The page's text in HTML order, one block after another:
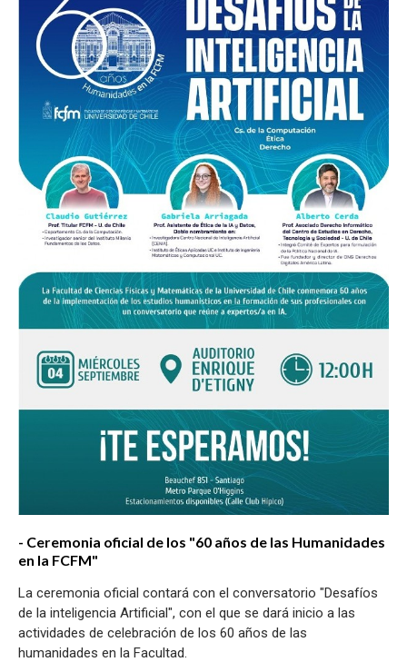
​- Ceremonia oficial de los "60 años de las Humanidades
en la FCFM"
La ceremonia oficial contará con el conversatorio "Desafíos
de la inteligencia Artificial", con el que se dará inicio a las
actividades de celebración de los 60 años de las
humanidades en la Facultad.